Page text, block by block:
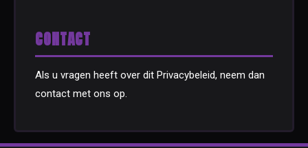
CONTACT
Als u vragen heeft over dit Privacybeleid, neem dan
contact met ons op.